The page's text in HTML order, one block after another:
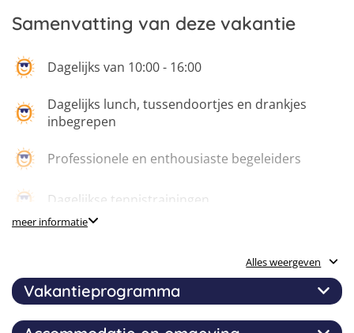
Samenvatting van deze vakantie
Dagelijks van 10:00 - 16:00
Dagelijks lunch, tussendoortjes en drankjes
inbegrepen
Professionele en enthousiaste begeleiders
Dagelijkse tennistrainingen
Watersporten zoals banaanvaren, bodyboarden,
golfsurfen en raften
meer informatie
Alles weergeven
Vakantieprogramma